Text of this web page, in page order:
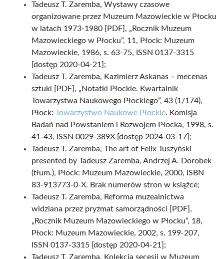
Tadeusz T. Zaremba, Wystawy czasowe
organizowane przez Muzeum Mazowieckie w Płocku
w latach 1973-1980 [PDF], „Rocznik Muzeum
Mazowieckiego w Płocku”, 11, Płock: Muzeum
Mazowieckie, 1986, s. 63-75, ISSN 0137-3315
[dostęp 2020-04-21];
Tadeusz T. Zaremba, Kazimierz Askanas – mecenas
sztuki [PDF], „Notatki Płockie. Kwartalnik
Towarzystwa Naukowego Płockiego”, 43 (1/174),
Płock: Towarzystwo Naukowe Płockie. Komisja
Badań nad Powstaniem i Rozwojem Płocka, 1998, s.
41-43, ISSN 0029-389X [dostęp 2024-03-17];
Tadeusz T. Zaremba, The art of Felix Tuszyński
presented by Tadeusz Zaremba, Andrzej A. Dorobek
(tłum.), Płock: Muzeum Mazowieckie, 2000, ISBN
83-913773-0-X. Brak numerów stron w książce;
Tadeusz T. Zaremba, Reforma muzealnictwa
widziana przez pryzmat samorządności [PDF],
„Rocznik Muzeum Mazowieckiego w Płocku”, 18,
Płock: Muzeum Mazowieckie, 2002, s. 199-207,
ISSN 0137-3315 [dostęp 2020-04-21];
Tadeusz T. Zaremba, Kolekcja secesji w Muzeum